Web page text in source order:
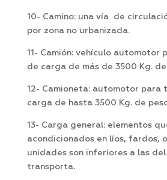
10- Camino: una vía de
por zona no urbanizada.
11- Camión: vehículo automotor
de carga de más de 3500 Kg.
12- Camioneta: automotor para
carga de hasta 3500 Kg. de
13-­ Carga general: elementos
acondicionados en líos, fardos,
unidades son inferiores a las
transporta.